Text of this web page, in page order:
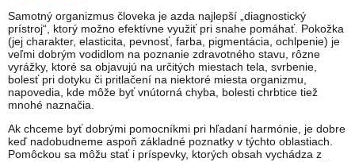
Samotný organizmus človeka je azda najlepší „diagnostický
prístroj“, ktorý možno efektívne využiť pri snahe pomáhať. Pokožka
(jej charakter, elasticita, pevnosť, farba, pigmentácia, ochlpenie) je
veľmi dobrým vodidlom na poznanie zdravotného stavu, rôzne
vyrážky, ktoré sa objavujú na určitých miestach tela, svrbenie,
bolesť pri dotyku či pritlačení na niektoré miesta organizmu,
napovedia, kde môže byť vnútorná chyba, bolesti chrbtice tiež
mnohé naznačia.
Ak chceme byť dobrými pomocníkmi pri hľadaní harmónie, je dobre
keď nadobudneme aspoň základné poznatky v týchto oblastiach.
Pomôckou sa môžu stať i príspevky, ktorých obsah vychádza z